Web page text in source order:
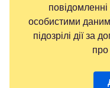
особистими
підозрілі дії